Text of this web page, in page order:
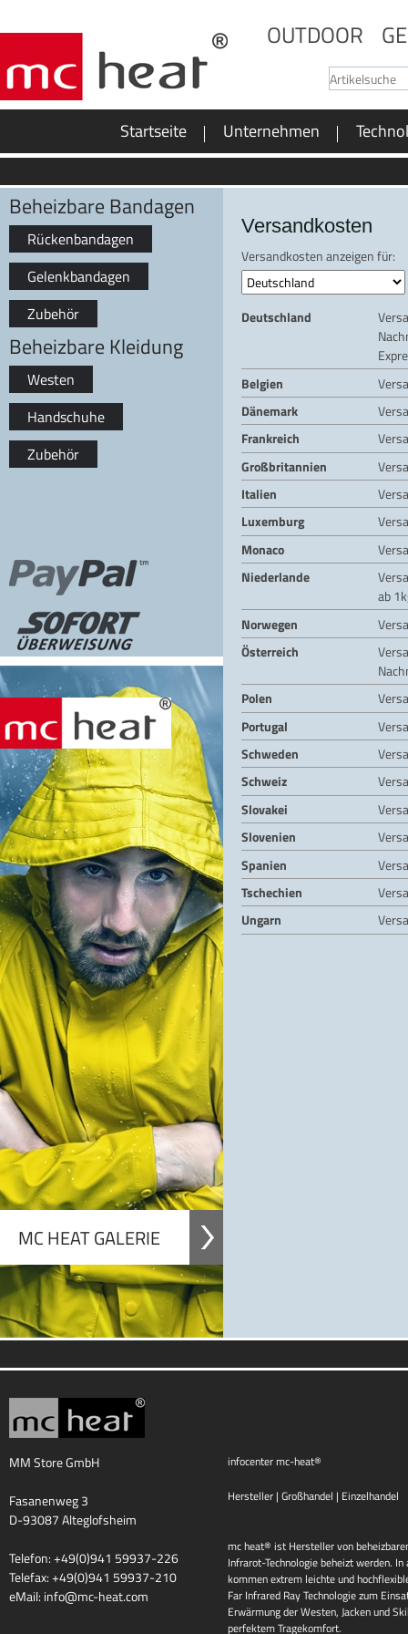
OUTDOOR
Startseite Unternehmen
Versandkosten
Versandkosten anzeigen für:
Deutschland
Belgien
Dänemark
Frankreich
Großbritannien
Italien
Luxemburg
Monaco
Niederlande
ab
Norwegen
Österreich
Polen
Portugal
Schweden
Schweiz
Slovakei
Slovenien
Spanien
Tschechien
Ungarn
Beheizbare Bandagen
Rückenbandagen
Gelenkbandagen
Zubehör
Beheizbare Kleidung
Westen
Handschuhe
Zubehör
MC HEAT GALERIE
MM Store GmbH
Fasanenweg 3
D-93087 Alteglofsheim
Telefon: +49(0)941 59937-226
Telefax: +49(0)941 59937-210
eMail: info@mc-heat.com
infocenter mc-heat®
Hersteller | Großhandel | Einzelhandel
mc heat® ist Hersteller von
Infrarot-Technologie beheizt werden.
kommen extrem leichte und
Far Infrared Ray Technologie zum
Erwärmung der Westen, Jacken und
perfektem Tragekomfort.